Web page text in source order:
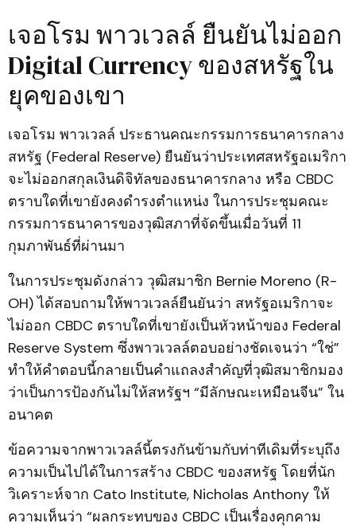
เจอโรม พาวเวลล์ ยืนยันไม่ออก
Digital Currency ของสหรัฐใน
ยุคของเขา
เจอโรม พาวเวลล์ ประธานคณะกรรมการธนาคารกลาง
สหรัฐ (Federal Reserve) ยืนยันว่าประเทศสหรัฐอเมริกา
จะไม่ออกสกุลเงินดิจิทัลของธนาคารกลาง หรือ CBDC
ตราบใดที่เขายังคงดำรงตำแหน่ง ในการประชุมคณะ
กรรมการธนาคารของวุฒิสภาที่จัดขึ้นเมื่อวันที่ 11
กุมภาพันธ์ที่ผ่านมา
ในการประชุมดังกล่าว วุฒิสมาชิก Bernie Moreno (R-
OH) ได้สอบถามให้พาวเวลล์ยืนยันว่า สหรัฐอเมริกาจะ
ไม่ออก CBDC ตราบใดที่เขายังเป็นหัวหน้าของ Federal
Reserve System ซึ่งพาวเวลล์ตอบอย่างชัดเจนว่า “ใช่”
ทำให้คำตอบนี้กลายเป็นคำแถลงสำคัญที่วุฒิสมาชิกมอง
ว่าเป็นการป้องกันไม่ให้สหรัฐฯ “มีลักษณะเหมือนจีน” ใน
อนาคต
ข้อความจากพาวเวลล์นี้ตรงกันข้ามกับท่าทีเดิมที่ระบุถึง
ความเป็นไปได้ในการสร้าง CBDC ของสหรัฐ โดยที่นัก
วิเคราะห์จาก Cato Institute, Nicholas Anthony ให้
ความเห็นว่า “ผลกระทบของ CBDC เป็นเรื่องคุกคาม